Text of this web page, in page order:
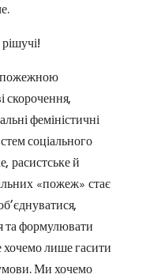
скорочення,
феміністичні
соціального
расистське й
«пожеж» стає
та формулювати
лише гасити
Ми хочемо